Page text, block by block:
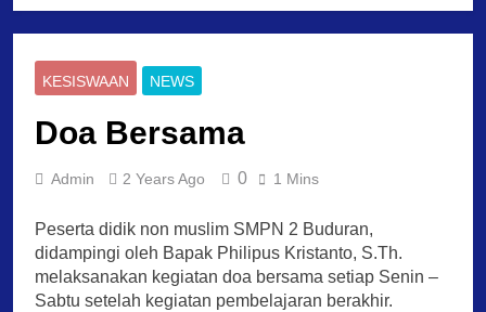
KESISWAAN NEWS
Doa Bersama
Admin 2 Years Ago 0 1 Mins
Peserta didik non muslim SMPN 2 Buduran,
didampingi oleh Bapak Philipus Kristanto, S.Th.
melaksanakan kegiatan doa bersama setiap Senin –
Sabtu setelah kegiatan pembelajaran berakhir.